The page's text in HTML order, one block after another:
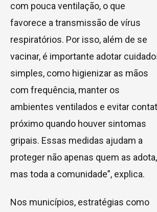
com pouca ventilação, o que
favorece a transmissão de vírus
respiratórios. Por isso, além de se
vacinar, é importante adotar
simples, como higienizar as mãos
com frequência, manter os
ambientes ventilados e evitar
próximo quando houver sintomas
gripais. Essas medidas ajudam a
proteger não apenas quem as adota,
mas toda a comunidade”, explica.
Nos municípios, estratégias como